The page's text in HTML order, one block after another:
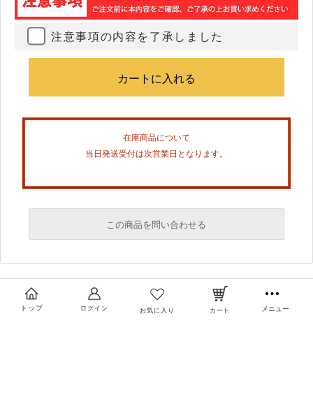
注意事項の内容を了承しました
在庫商品について
当日発送受付は次営業日となります。
この商品を問い合わせる
トップ ログイン お気に入り カート メニュー